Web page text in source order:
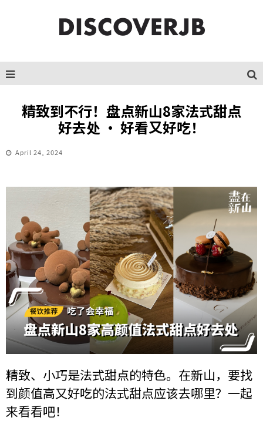
精致到不行！盘点新山8家法式甜点
好去处 · 好看又好吃！
April 24, 2024
精致、小巧是法式甜点的特色。在新山，要找
到颜值高又好吃的法式甜点应该去哪里？一起
来看看吧！